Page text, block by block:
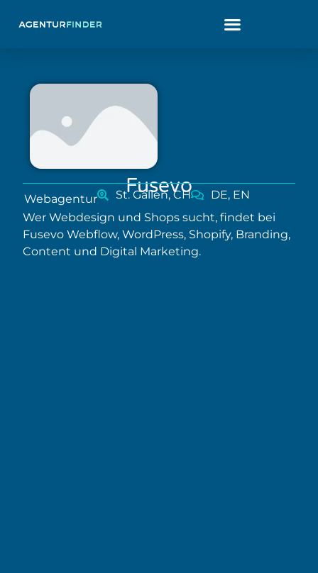
Fusevo
Webagentur St. Gallen, CH
DE, EN
Wer Webdesign und Shops sucht, findet bei
Fusevo Webflow, WordPress, Shopify, Branding,
Content und Digital Marketing.